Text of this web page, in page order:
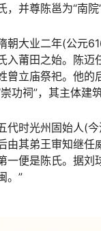
，并尊陈邕为“南
朝大业二年(公元
入莆田之始。陈迈
曾立庙祭祀。他的
崇功祠”，其主体建
代时光州固始人(
由其弟王审知继任
一便是陈氏。据刘
。”